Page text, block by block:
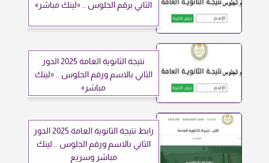
الثاني برقم الجلوس .. «لينك مباشر»
نتيجة الثانوية العامة 2025 الدور
الثاني بالاسم ورقم الجلوس .. «لينك
مباشر»
رابط نتيجة الثانوية العامة 2025 الدور
الثاني بالاسم ورقم الجلوس .. لينك
مباشر وسريع